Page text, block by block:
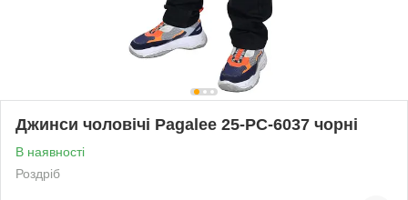
Джинси чоловічі Pagalee 25-PC-6037 чорні
В наявності
Роздріб